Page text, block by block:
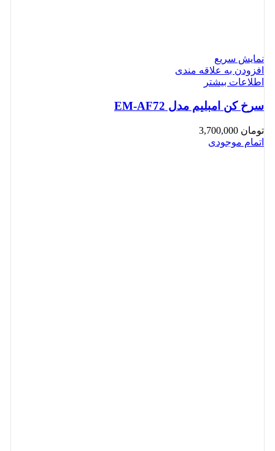
نمایش سریع
افزودن به علاقه مندی
اطلاعات بیشتر
سرخ کن امبلیم مدل EM-AF72
تومان
اتمام موجودی